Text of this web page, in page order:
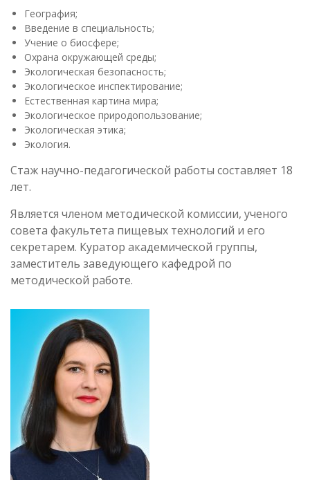
География;
Введение в специальность;
Учение о биосфере;
Охрана окружающей среды;
Экологическая безопасность;
Экологическое инспектирование;
Естественная картина мира;
Экологическое природопользование;
Экологическая этика;
Экология.
Стаж научно-педагогической работы составляет 18
лет.
Является членом методической комиссии, ученого
совета факультета пищевых технологий и его
секретарем. Куратор академической группы,
заместитель заведующего кафедрой по
методической работе.